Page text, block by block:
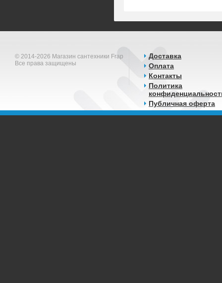
© 2014-2026 Магазин сантехники Frap
Все права защищены
Доставка
Оплата
Контакты
Политика
Публичная оферта